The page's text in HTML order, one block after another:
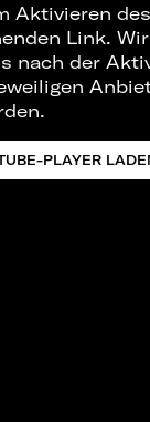
Aktivieren
Link.
nach der
PLAYER